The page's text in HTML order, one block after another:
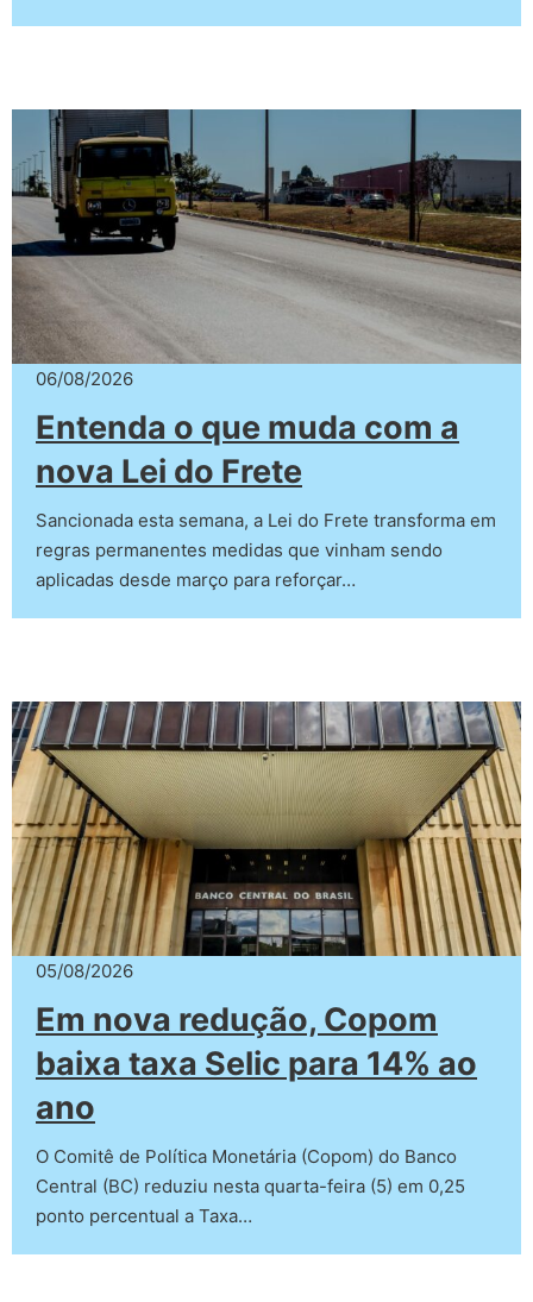
06/08/2026
Entenda o que muda com a
nova Lei do Frete
Sancionada esta semana, a Lei do Frete transforma em
regras permanentes medidas que vinham sendo
aplicadas desde março para reforçar…
05/08/2026
Em nova redução, Copom
baixa taxa Selic para 14% ao
ano
O Comitê de Política Monetária (Copom) do Banco
Central (BC) reduziu nesta quarta-feira (5) em 0,25
ponto percentual a Taxa…